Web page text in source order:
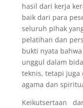
hasil dari kerja
baik dari para
seluruh pihak
pelatihan dan
bukti nyata
unggul dalam
teknis, tetapi juga
agama dan
Keikutsertaan